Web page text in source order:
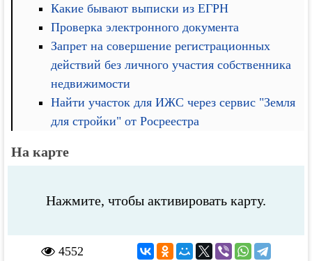
Какие бывают выписки из ЕГРН
Проверка электронного документа
Запрет на совершение регистрационных
действий без личного участия собственника
недвижимости
Найти участок для ИЖС через сервис "Земля
для стройки" от Росреестра
На карте
Нажмите, чтобы активировать карту.
4552